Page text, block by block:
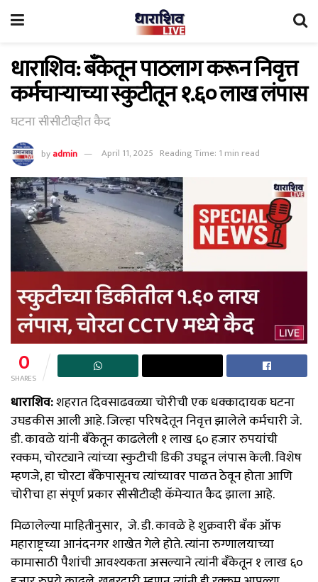
धाराशिव: बँकेतून पाठलाग करून निवृत्त
कर्मचाऱ्याच्या स्कुटीतून १.६० लाख लंपास
घटना सीसीटीव्हीत कैद
byadmin April 11, 2025 Reading Time: 1 min read
0
SHARES
धाराशिव:शहरात दिवसाढवळ्या चोरीची एक धक्कादायक घटना
उघडकीस आली आहे. जिल्हा परिषदेतून निवृत्त झालेले कर्मचारी जे.
डी. कावळे यांनी बँकेतून काढलेली १ लाख ६० हजार रुपयांची
रक्कम, चोरट्याने त्यांच्या स्कुटीची डिकी उघडून लंपास केली. विशेष
म्हणजे, हा चोरटा बँकेपासूनच त्यांच्यावर पाळत ठेवून होता आणि
चोरीचा हा संपूर्ण प्रकार सीसीटीव्ही कॅमेऱ्यात कैद झाला आहे.
मिळालेल्या माहितीनुसार, जे. डी. कावळे हे शुक्रवारी बँक ऑफ
महाराष्ट्रच्या आनंदनगर शाखेत गेले होते. त्यांना रुग्णालयाच्या
कामासाठी पैशांची आवश्यकता असल्याने त्यांनी बँकेतून १ लाख ६०